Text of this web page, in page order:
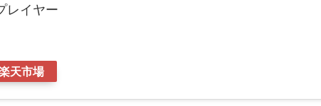
レイヤー
天市場